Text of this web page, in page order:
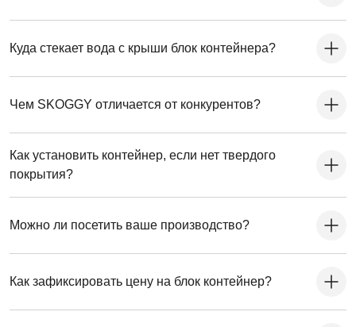
Куда стекает вода с крыши блок контейнера?
Чем SKOGGY отличается от конкурентов?
Как установить контейнер, если нет твердого
покрытия?
Можно ли посетить ваше производство?
Как зафиксировать цену на блок контейнер?